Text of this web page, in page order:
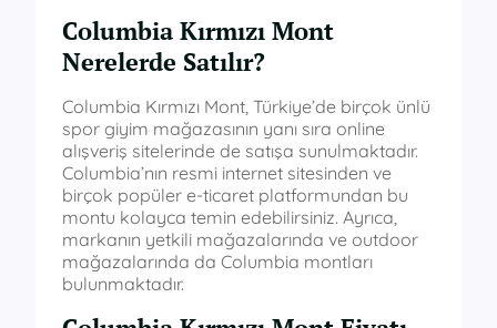
Columbia Kırmızı Mont
Nerelerde Satılır?
Columbia Kırmızı Mont, Türkiye’de birçok ünlü
spor giyim mağazasının yanı sıra online
alışveriş sitelerinde de satışa sunulmaktadır.
Columbia’nın resmi internet sitesinden ve
birçok popüler e-ticaret platformundan bu
montu kolayca temin edebilirsiniz. Ayrıca,
markanın yetkili mağazalarında ve outdoor
mağazalarında da Columbia montları
bulunmaktadır.